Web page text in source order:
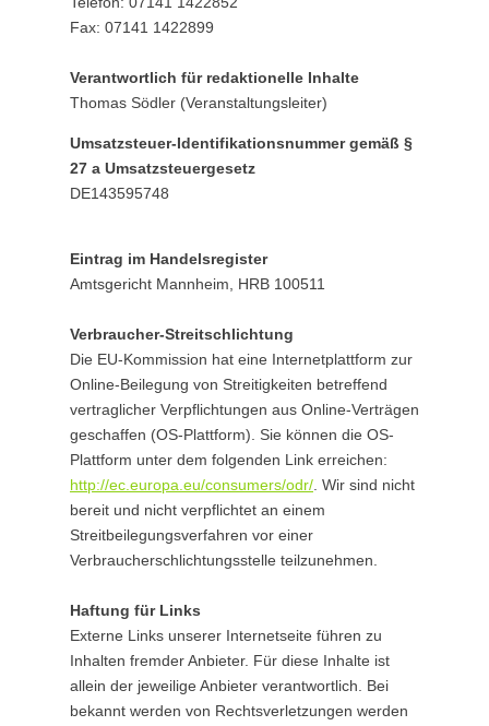
Fax: 07141 1422899
Verantwortlich für redaktionelle Inhalte
Thomas Södler (Veranstaltungsleiter)
Umsatzsteuer-Identifikationsnummer gemäß §
27 a Umsatzsteuergesetz
DE143595748
Eintrag im Handelsregister
Amtsgericht Mannheim, HRB 100511
Verbraucher-Streitschlichtung
Die EU-Kommission hat eine Internetplattform zur
Online-Beilegung von Streitigkeiten betreffend
vertraglicher Verpflichtungen aus Online-Verträgen
geschaffen (OS-Plattform). Sie können die OS-
Plattform unter dem folgenden Link erreichen:
http://ec.europa.eu/consumers/odr/. Wir sind nicht
bereit und nicht verpflichtet an einem
Streitbeilegungsverfahren vor einer
Verbraucherschlichtungsstelle teilzunehmen.
Haftung für Links
Externe Links unserer Internetseite führen zu
Inhalten fremder Anbieter. Für diese Inhalte ist
allein der jeweilige Anbieter verantwortlich. Bei
bekannt werden von Rechtsverletzungen werden